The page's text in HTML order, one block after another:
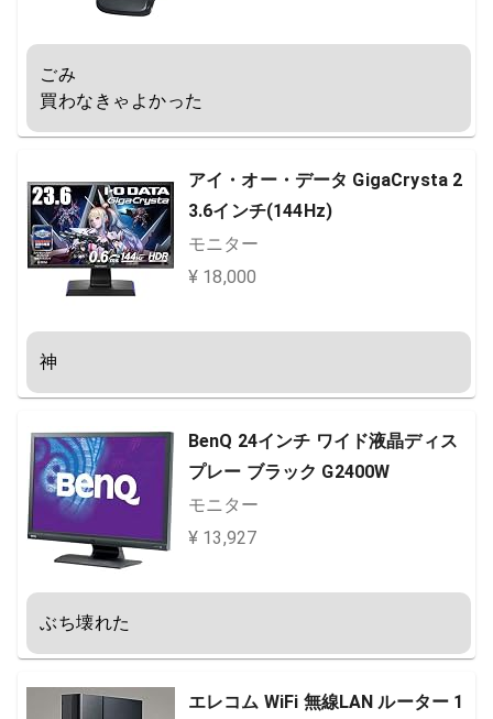
ごみ
買わなきゃよかった
アイ・オー・データ GigaCrysta 2
3.6インチ(144Hz)
モニター
¥ 18,000
神
BenQ 24インチ ワイド液晶ディス
プレー ブラック G2400W
モニター
¥ 13,927
ぶち壊れた
エレコム WiFi 無線LAN ルーター 1